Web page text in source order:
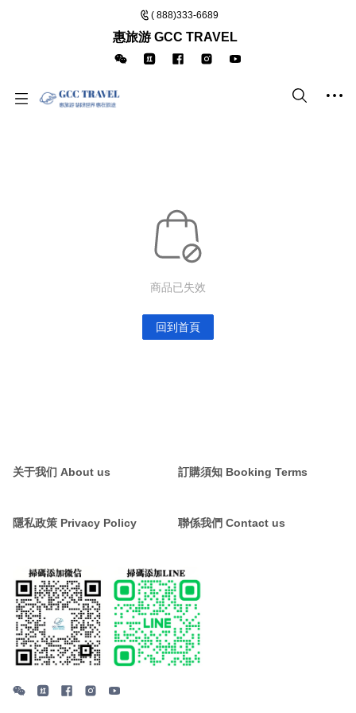
( 888)333-6689
惠旅游 GCC TRAVEL
商品已失效
回到首頁
关于我们 About us 訂購須知 Booking Terms
隱私政策 Privacy Policy 聯係我們 Contact us